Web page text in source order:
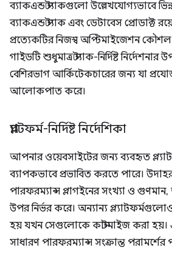
ব্যাকএন্ড স্ট্যাকগুলো উল্লেখযোগ্যভাবে
ব্যাকএন্ড স্ট্যাক এবং ডেটাবেস প্রোডাক্ট
প্রত্যেকটির নিজস্ব অপ্টিমাইজেশন
গাইডটি শুধুমাত্র স্ট্যাক-নির্দিষ্ট
বেশিরভাগ আর্কিটেকচারের জন্য যা
আলোকপাত করে।
প্ল্যাটফর্ম-নির্দিষ্ট নির্দেশিকা
আপনার ওয়েবসাইটের জন্য ব্যবহৃত
ব্যাপকভাবে প্রভাবিত করতে পারে।
পারফরম্যান্স প্লাগইনের সংখ্যা ও
উপর নির্ভর করে। অন্যান্য
হয় যখন সেগুলোকে কাস্টমাইজ করা হয়।
সাধারণ পারফরম্যান্স সংক্রান্ত পরামর্শের